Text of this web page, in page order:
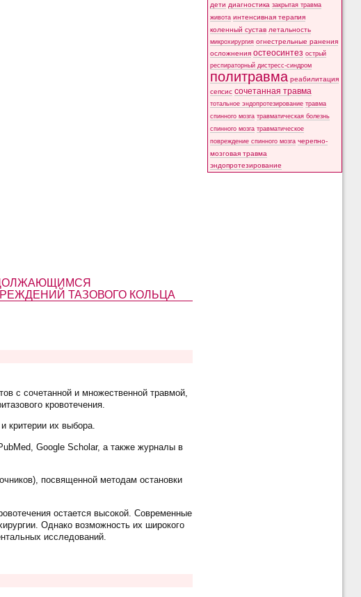
дети диагностика закрытая травма
живота интенсивная терапия
коленный сустав летальность
микрохирургия огнестрельные ранения
осложнения остеосинтез острый
респираторный дистресс-синдром
политравма реабилитация
сепсис сочетанная травма
тотальное эндопротезирование травма
спинного мозга травматическая болезнь
спинного мозга травматическое
повреждение спинного мозга черепно-
мозговая травма
эндопротезирование
ТАЗОВОГО КОЛЬЦА
с сочетанной и множественной травмой,
кровотечения.
критерии их выбора.
Google Scholar, а также журналы в
посвященной методам остановки
остается высокой. Современные
Однако возможность их широкого
исследований.